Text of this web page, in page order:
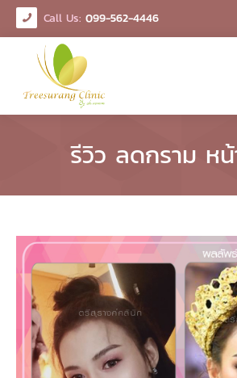
Call Us: 099-562-4446
หน้าขาวใส
ปรับรูปหน้า ลดริ้วรอย
ผลิตภัณฑ์
โปรโมชั่น
ข่าวสารและการพัฒนา
รีวิว
รีวิว ลดกราม หน้